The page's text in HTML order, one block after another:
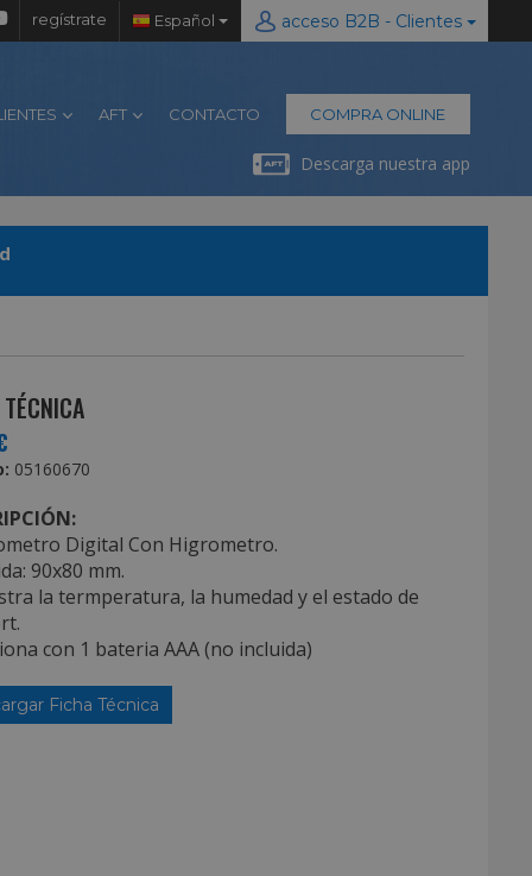
regístrate Español acceso B2B - Clientes
AFT CONTACTO COMPRA ONLINE
Descarga nuestra app
05160670
Digital Con Higrometro.
90x80 mm.
la termperatura, la humedad y el estado de
con 1 bateria AAA (no incluida)
Ficha Técnica